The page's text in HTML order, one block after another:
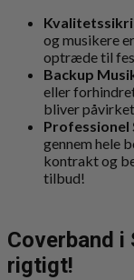
og musikere
optræde til
Backup
eller
bliver
Professionel
gennem hele
kontrakt og
tilbud!
Coverband
rigtigt!